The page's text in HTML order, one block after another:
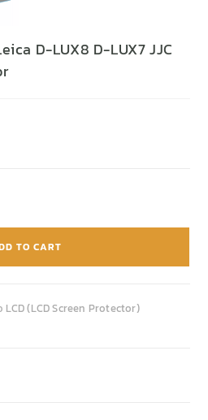
D-LUX8 D-LUX7 JJC
TO CART
(LCD Screen Protector)